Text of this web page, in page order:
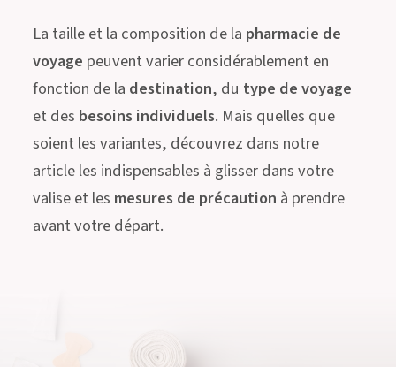
La taille et la composition de la pharmacie de
voyage peuvent varier considérablement en
fonction de la destination, du type de voyage
et des besoins individuels. Mais quelles que
soient les variantes, découvrez dans notre
article les indispensables à glisser dans votre
valise et les mesures de précaution à prendre
avant votre départ.